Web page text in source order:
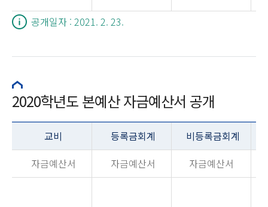
공개일자 : 2021. 2. 23.
2020학년도 본예산 자금예산서 공개
교비 등록금회계
비등록금회계
자금예산서
자금예산서 자금예산서